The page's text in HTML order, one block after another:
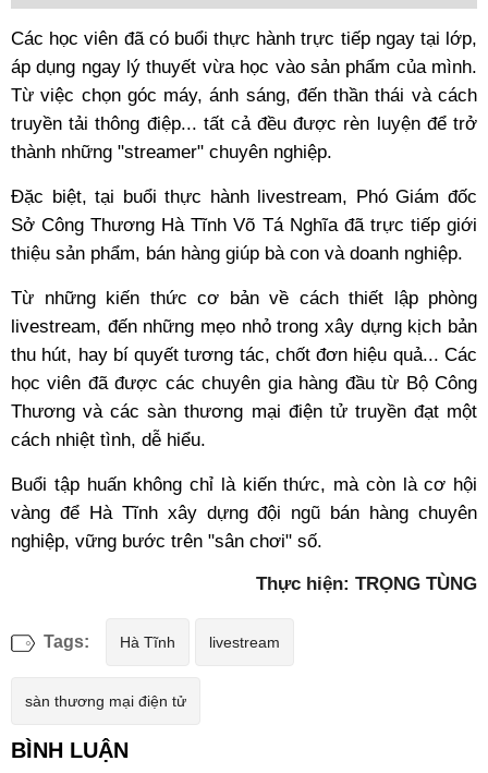
Các học viên đã có buổi thực hành trực tiếp ngay tại lớp,
áp dụng ngay lý thuyết vừa học vào sản phẩm của mình.
Từ việc chọn góc máy, ánh sáng, đến thần thái và cách
truyền tải thông điệp... tất cả đều được rèn luyện để trở
thành những "streamer" chuyên nghiệp.
Đặc biệt, tại buổi thực hành livestream, Phó Giám đốc
Sở Công Thương Hà Tĩnh Võ Tá Nghĩa đã trực tiếp giới
thiệu sản phẩm, bán hàng giúp bà con và doanh nghiệp.
Từ những kiến thức cơ bản về cách thiết lập phòng
livestream, đến những mẹo nhỏ trong xây dựng kịch bản
thu hút, hay bí quyết tương tác, chốt đơn hiệu quả... Các
học viên đã được các chuyên gia hàng đầu từ Bộ Công
Thương và các sàn thương mại điện tử truyền đạt một
cách nhiệt tình, dễ hiểu.
Buổi tập huấn không chỉ là kiến thức, mà còn là cơ hội
vàng để Hà Tĩnh xây dựng đội ngũ bán hàng chuyên
nghiệp, vững bước trên "sân chơi" số.
Thực hiện: TRỌNG TÙNG
Tags: Hà Tĩnh livestream
sàn thương mại điện tử